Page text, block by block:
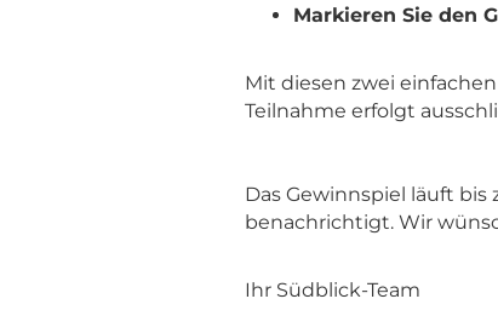
Markieren Sie den
Mit diesen zwei
Teilnahme erfolgt
Das Gewinnspiel läuft bis
benachrichtigt. Wir
Ihr Südblick-Team